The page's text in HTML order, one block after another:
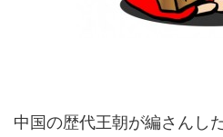
中国の歴代王朝が編さんし